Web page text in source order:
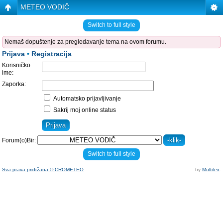
METEO VODIČ
Switch to full style
Nemaš dopuštenje za pregledavanje tema na ovom forumu.
Prijava • Registracija
Korisničko
ime:
Zaporka:
Automatsko prijavljivanje
Sakrij moj online status
Forum(o)Bir:
Switch to full style
Sva prava pridržana © CROMETEO by Multitex